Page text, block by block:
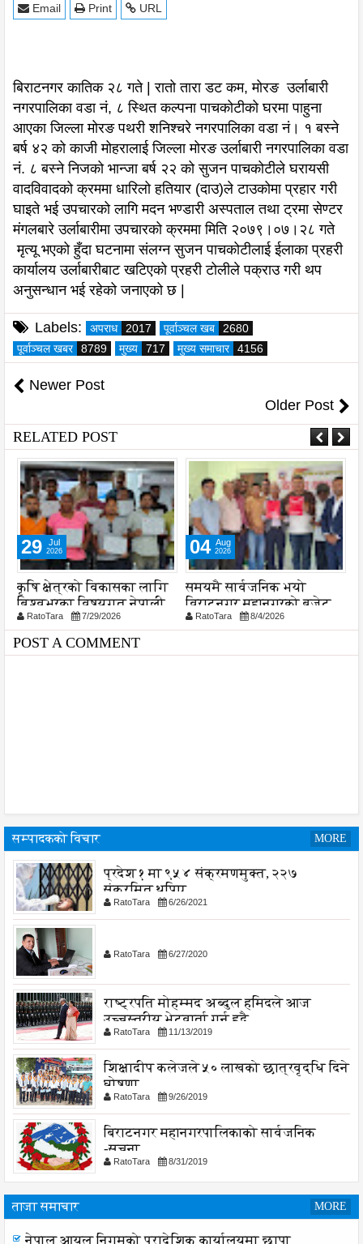
URL
Print
Email
बिराटनगर कातिक २८ गते | रातो तारा डट कम, मोरङ उर्लाबारी
नगरपालिका वडा नं, ८ स्थित कल्पना पाचकोटीको घरमा पाहुना
आएका जिल्ला मोरङ पथरी शनिश्चरे नगरपालिका वडा नं। १ बस्ने
बर्ष ४२ को काजी मोहरालाई जिल्ला मोरङ उर्लाबारी नगरपालिका वडा
नं. ८ बस्ने निजको भान्जा बर्ष २२ को सुजन पाचकोटीले घरायसी
वादविवादको क्रममा धारिलो हतियार (दाउ)ले टाउकोमा प्रहार गरी
घाइते भई उपचारको लागि मदन भण्डारी अस्पताल तथा ट्रमा सेण्टर
मंगलबारे उर्लाबारीमा उपचारको क्रममा मिति २०७९।०७।२८ गते
मृत्यू भएको हुँदा घटनामा संलग्न सुजन पाचकोटीलाई ईलाका प्रहरी
कार्यालय उर्लाबारीबाट खटिएको प्रहरी टोलीले पक्राउ गरी थप
अनुसन्धान भई रहेको जनाएको छ |
Labels: अपराध 2017 पूर्वाञ्चल खब
2680
पूर्वाञ्चल खबर
8789 मुख्य 717 मुख्य समाचार 4156
Newer Post
Older Post
RELATED POST
29 Jul
2026
कृषि क्षेत्रको विकासका लागि
बिश्वभरका विषयगत नेपाली
विज्ञहरूको पहिचान र परिचालन
अत्यन्त आवश्यक : मन्त्री
चौधरी
RatoTara 7/29/2026
04 Aug
2026
समयमै सार्वजनिक भयो
विराटनगर महानगरको बजेट
पुस्तिका, कार्यान्वयन प्रक्रिया
पनि सुरु
RatoTara 8/4/2026
POST A COMMENT
सम्पादकको विचार MORE
प्रदेश १ मा ९५४ संक्रमणमुक्त, २२७
संक्रमित थपिए
RatoTara 6/26/2021
RatoTara 6/27/2020
राष्ट्रपति मोहम्मद अब्दुल हमिदले आज
उच्चस्तरीय भेटवार्ता गर्नु हुदै,
RatoTara 11/13/2019
शिक्षादीप कलेजले ५० लाखको छात्रवृद्धि दिने
घोषणा
RatoTara 9/26/2019
बिराटनगर महानगरपालिकाको सार्वजनिक
-सुचना
RatoTara 8/31/2019
ताजा समाचार MORE
लागू औषध नियन्त्रणमा विद्यालय स्तरबाटै अभियान शुरु
नेपाल आयल निगमको प्रादेशिक कार्यालयमा छापा